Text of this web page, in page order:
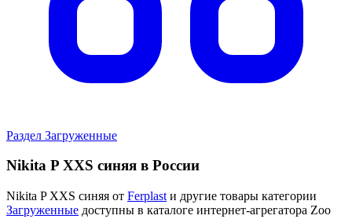
Раздел Загруженные
Nikita P XXS синяя в России
Nikita P XXS синяя от Ferplast и другие товары категории
Загруженные доступны в каталоге интернет-агрегатора Zoo